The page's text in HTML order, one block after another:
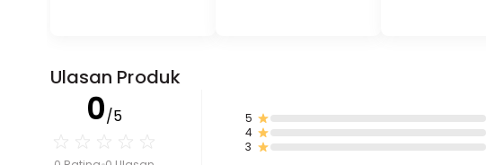
Ulasan Produk
0/5 5
4
3